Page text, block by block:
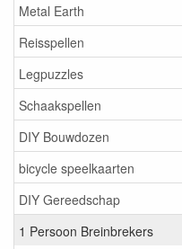
Metal Earth
Reisspellen
Legpuzzles
Schaakspellen
DIY Bouwdozen
bicycle speelkaarten
DIY Gereedschap
1 Persoon Breinbrekers